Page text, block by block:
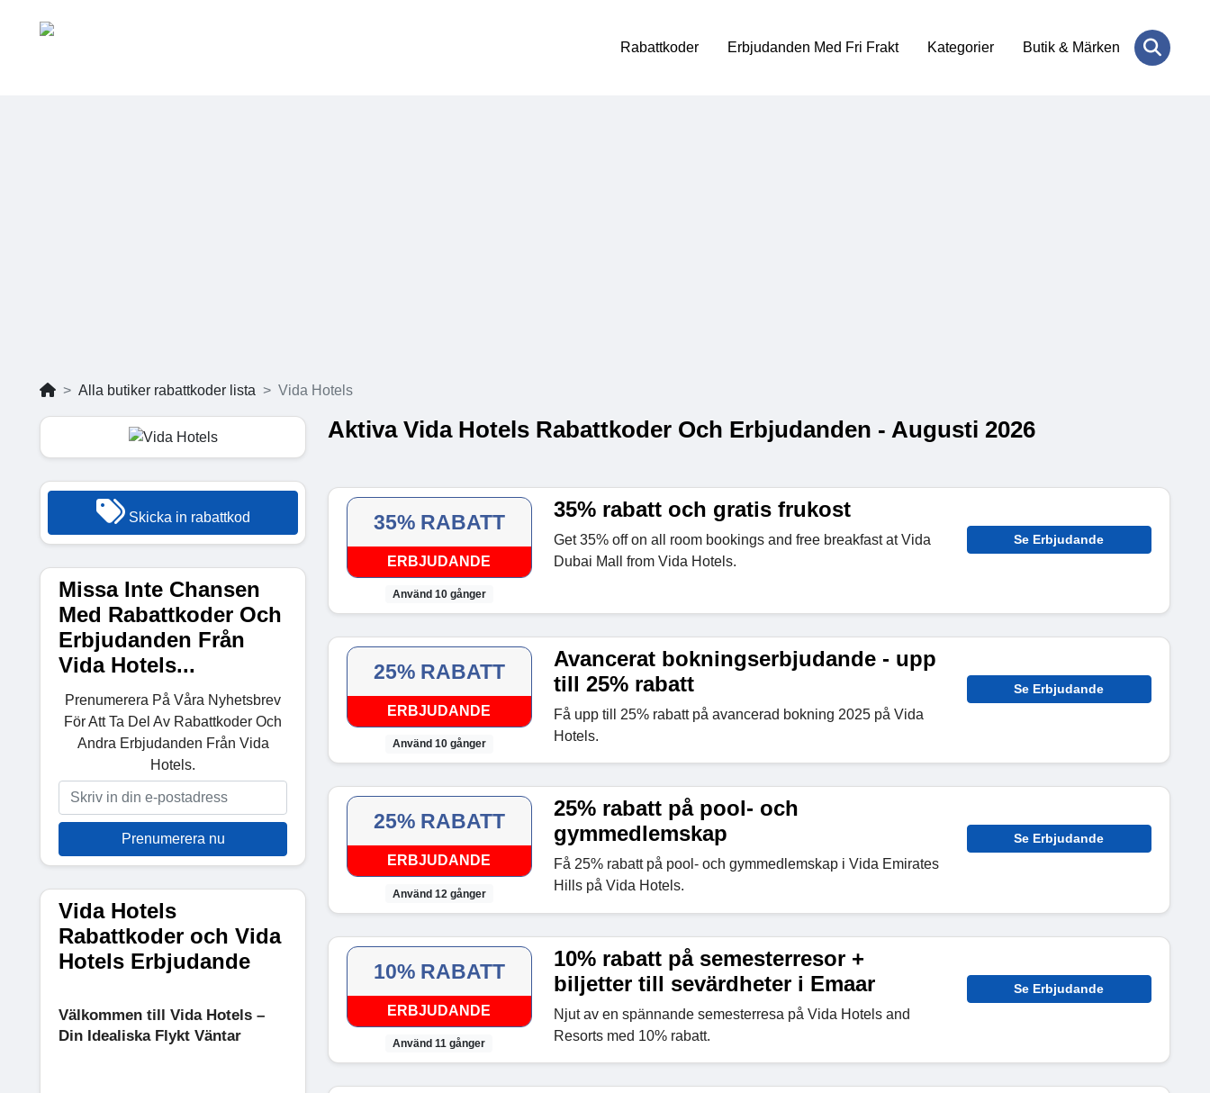
Rabattkoder Erbjudanden Med Fri Frakt Kategorier Butik & Märken
Alla butiker rabattkoder lista Vida Hotels
Skicka in rabattkod
Missa Inte Chansen
Med Rabattkoder Och
Erbjudanden Från
Vida Hotels...
Prenumerera På Våra Nyhetsbrev
För Att Ta Del Av Rabattkoder Och
Andra Erbjudanden Från Vida
Hotels.
Prenumerera nu
Vida Hotels
Rabattkoder och Vida
Hotels Erbjudande
Välkommen till Vida Hotels –
Din Idealiska Flykt Väntar
Aktiva Vida Hotels Rabattkoder Och Erbjudanden - Augusti 2026
35% RABATT
ERBJUDANDE
Använd 10 gånger
35% rabatt och gratis frukost
Get 35% off on all room bookings and free breakfast at Vida
Dubai Mall from Vida Hotels.
Se Erbjudande
25% RABATT
ERBJUDANDE
Använd 10 gånger
Avancerat bokningserbjudande - upp
till 25% rabatt
Få upp till 25% rabatt på avancerad bokning 2025 på Vida
Hotels.
Se Erbjudande
25% RABATT
ERBJUDANDE
Använd 12 gånger
25% rabatt på pool- och
gymmedlemskap
Få 25% rabatt på pool- och gymmedlemskap i Vida Emirates
Hills på Vida Hotels.
Se Erbjudande
10% RABATT
ERBJUDANDE
Använd 11 gånger
10% rabatt på semesterresor +
biljetter till sevärdheter i Emaar
Njut av en spännande semesterresa på Vida Hotels and
Resorts med 10% rabatt.
Se Erbjudande